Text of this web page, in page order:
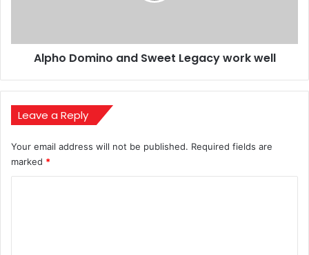
Alpho Domino and Sweet Legacy work well
Leave a Reply
Your email address will not be published. Required fields are
marked *